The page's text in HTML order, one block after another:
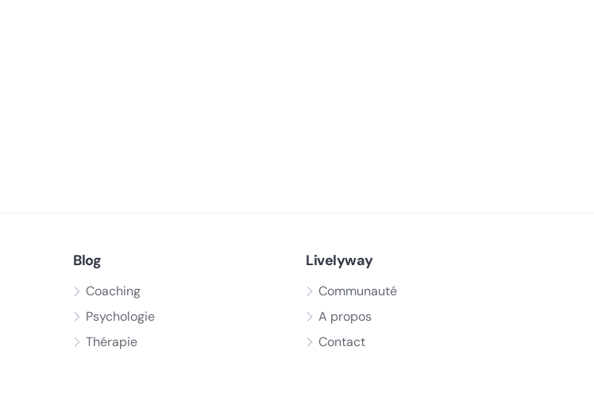
Blog
Coaching
Psychologie
Thérapie
Livelyway
Communauté
A propos
Contact